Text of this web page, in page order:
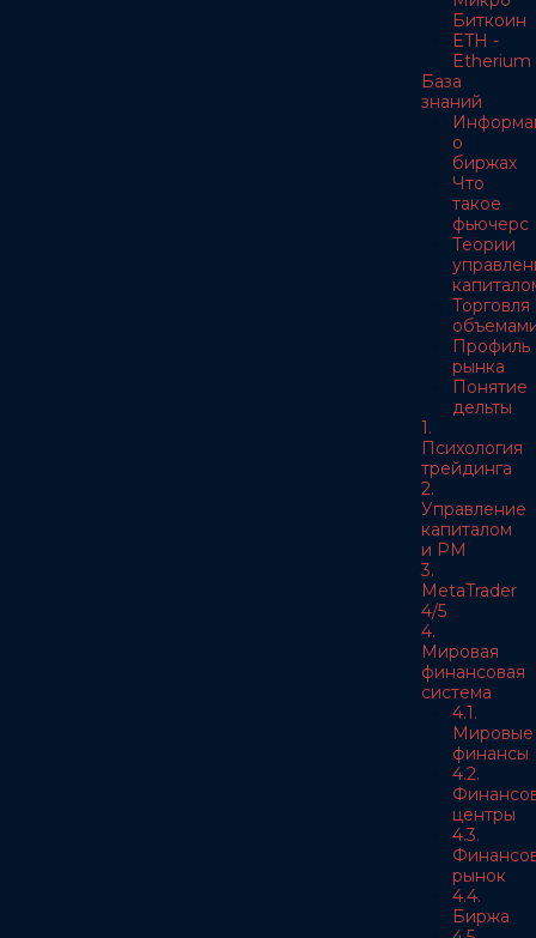
Биткоин
ETH -
Etherium
База
знаний
о
биржах
Что
такое
фьючерс
Теории
Торговля
Профиль
рынка
Понятие
дельты
1.
Психология
трейдинга
2.
Управление
капиталом
и РМ
3.
MetaTrader
4/5
4.
Мировая
финансовая
система
4.1.
Мировые
финансы
4.2.
центры
4.3.
рынок
4.4.
Биржа